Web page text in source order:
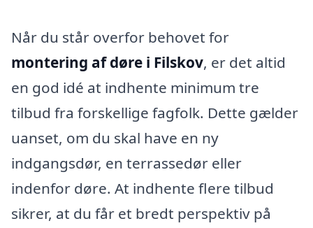
Når du står overfor behovet for
montering af døre i Filskov, er det altid
en god idé at indhente minimum tre
tilbud fra forskellige fagfolk. Dette gælder
uanset, om du skal have en ny
indgangsdør, en terrassedør eller
indenfor døre. At indhente flere tilbud
sikrer, at du får et bredt perspektiv på